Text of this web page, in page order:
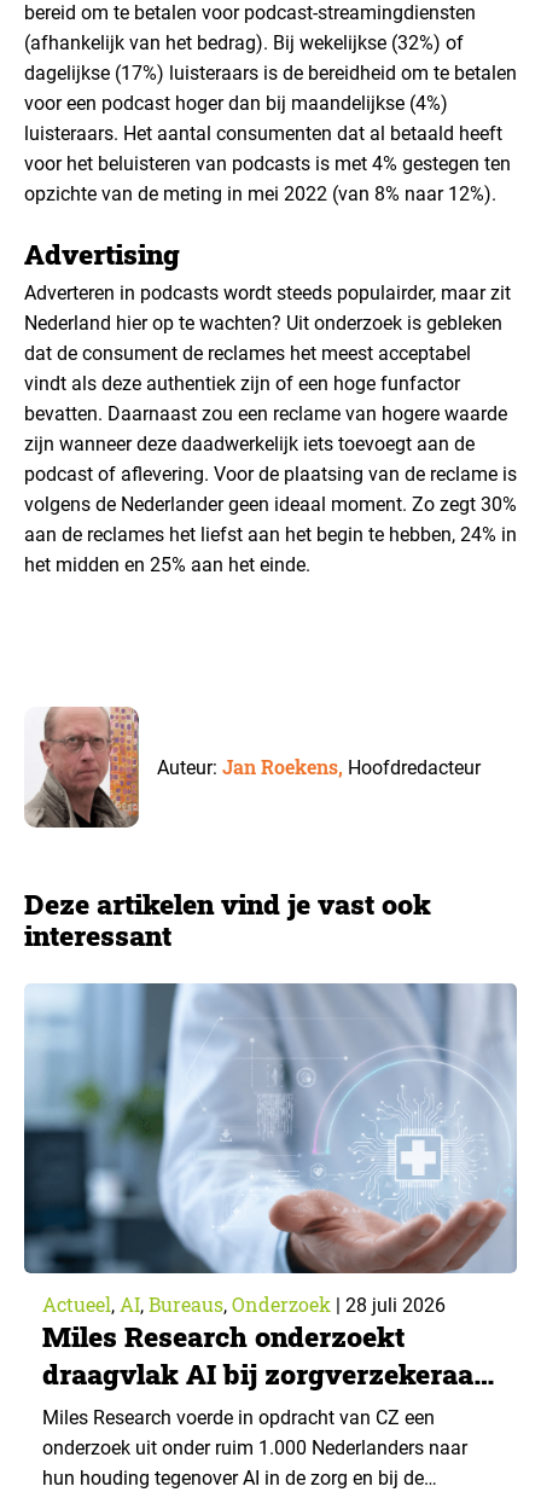
bereid om te betalen voor podcast-streamingdiensten
(afhankelijk van het bedrag). Bij wekelijkse (32%) of
dagelijkse (17%) luisteraars is de bereidheid om te betalen
voor een podcast hoger dan bij maandelijkse (4%)
luisteraars. Het aantal consumenten dat al betaald heeft
voor het beluisteren van podcasts is met 4% gestegen ten
opzichte van de meting in mei 2022 (van 8% naar 12%).
Advertising
Adverteren in podcasts wordt steeds populairder, maar zit
Nederland hier op te wachten? Uit onderzoek is gebleken
dat de consument de reclames het meest acceptabel
vindt als deze authentiek zijn of een hoge funfactor
bevatten. Daarnaast zou een reclame van hogere waarde
zijn wanneer deze daadwerkelijk iets toevoegt aan de
podcast of aflevering. Voor de plaatsing van de reclame is
volgens de Nederlander geen ideaal moment. Zo zegt 30%
aan de reclames het liefst aan het begin te hebben, 24% in
het midden en 25% aan het einde.
Auteur:Jan Roekens, Hoofdredacteur
Deze artikelen vind je vast ook
interessant
Actueel, AI, Bureaus, Onderzoek | 28 juli 2026
Miles Research onderzoekt
draagvlak AI bij zorgverzekeraar
CZ
Miles Research voerde in opdracht van CZ een
onderzoek uit onder ruim 1.000 Nederlanders naar
hun houding tegenover AI in de zorg en bij de